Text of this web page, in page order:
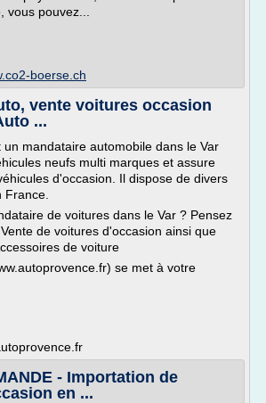
pouvez...
boerse.ch
vente voitures occasion
...
un mandataire automobile dans le Var
neufs multi marques et assure
d'occasion. Il dispose de divers
France.
de voitures dans le Var ? Pensez
de voitures d'occasion ainsi que
de voiture
se met à votre
- Importation de
en ...